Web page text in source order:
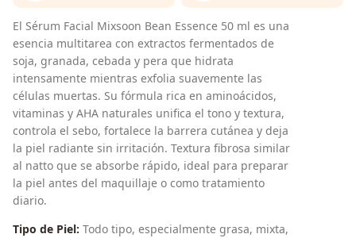
El Sérum Facial Mixsoon Bean Essence 50 ml es una
esencia multitarea con extractos fermentados de
soja, granada, cebada y pera que hidrata
intensamente mientras exfolia suavemente las
células muertas. Su fórmula rica en aminoácidos,
vitaminas y AHA naturales unifica el tono y textura,
controla el sebo, fortalece la barrera cutánea y deja
la piel radiante sin irritación. Textura fibrosa similar
al natto que se absorbe rápido, ideal para preparar
la piel antes del maquillaje o como tratamiento
diario.
Tipo de Piel: Todo tipo, especialmente grasa, mixta,